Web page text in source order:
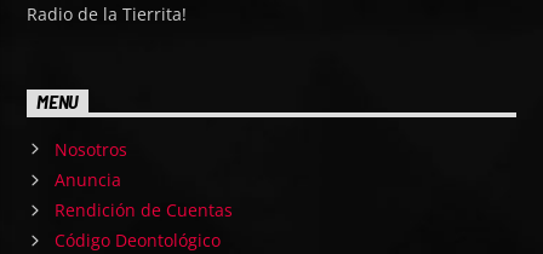
Radio de la Tierrita!
MENU
Nosotros
Anuncia
Rendición de Cuentas
Código Deontológico